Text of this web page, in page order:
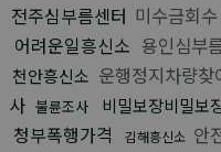
전주심부름센터 미수금회수
어려운일흥신소 용인심부
천안흥신소 운행정지차량찾
사 불륜조사 비밀보장비밀보
청부폭행가격 김해흥신소 안